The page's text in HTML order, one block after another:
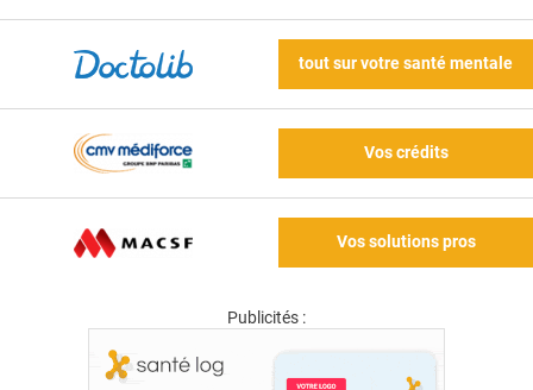
tout sur votre santé mentale
Vos crédits
Vos solutions pros
Publicités :